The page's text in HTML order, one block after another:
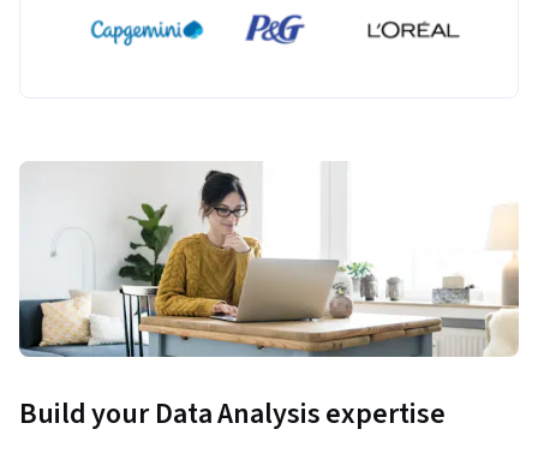
Build your Data Analysis expertise